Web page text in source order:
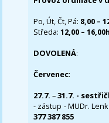
Po, Út, Čt, Pá: 8,00 –
Středa:12,00 –
DOVOLENÁ:
Červenec:
27.7.–31.7. -
- zástup - MUDr.
377 387 855